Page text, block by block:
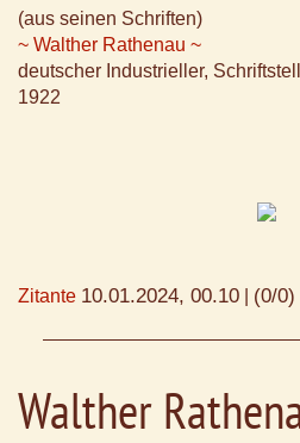
(aus seinen Schriften)
~ Walther Rathenau ~
deutscher Industrieller,
1922
Zitante 10.01.2024, 00.10 (0/0)
Walther